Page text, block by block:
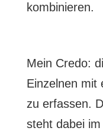
kombinieren.
Mein Credo:
Einzelnen mit
zu erfassen.
steht dabei